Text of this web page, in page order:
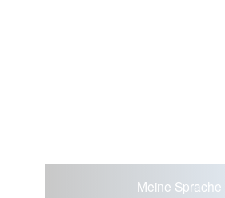
Meine Sprache